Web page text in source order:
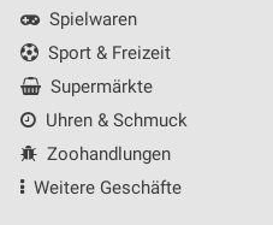
Spielwaren
Sport & Freizeit
Supermärkte
Uhren & Schmuck
Zoohandlungen
Weitere Geschäfte